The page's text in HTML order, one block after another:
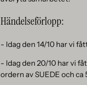
Händelseförlopp:
- Idag den 14/10 har vi
- Idag den 20/10 har vi
ordern av SUEDE och